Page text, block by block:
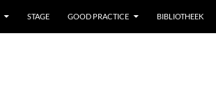
STAGE GOOD PRACTICE BIBLIOTHEEK